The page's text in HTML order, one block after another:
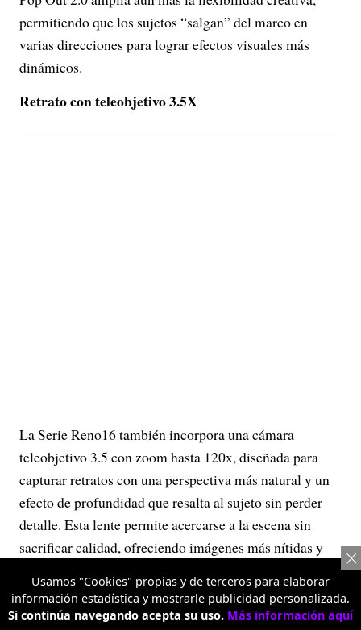
permitiendo que los sujetos “salgan” del marco en
varias direcciones para lograr efectos visuales más
dinámicos.
Retrato con teleobjetivo 3.5X
La Serie Reno16 también incorpora una cámara
teleobjetivo 3.5 con zoom hasta 120x, diseñada para
capturar retratos con una perspectiva más natural y un
efecto de profundidad que resalta al sujeto sin perder
detalle. Esta lente permite acercarse a la escena sin
sacrificar calidad, ofreciendo imágenes más nítidas y
objetos o escenarios distantes.
Usamos "Cookies" propias y de terceros para elaborar
información estadística y mostrarle publicidad personalizada.
Si continúa navegando acepta su uso. Más información aquí